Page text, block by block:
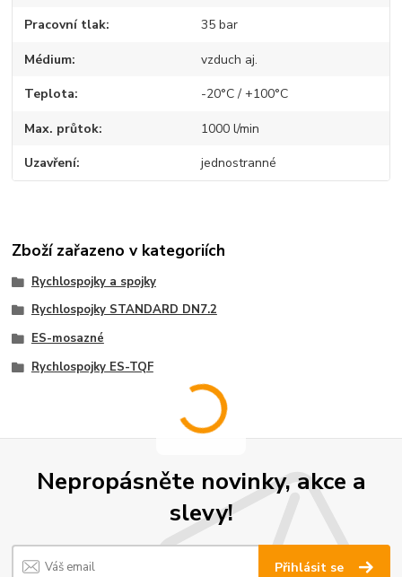
Pracovní tlak 35 bar
Médium vzduch aj.
Teplota -20°C / +100°C
Max. průtok 1000 l/min
Uzavření jednostranné
Zboží zařazeno v kategoriích
Rychlospojky a spojky
Rychlospojky STANDARD DN7.2
ES-mosazné
Rychlospojky ES-TQF
Nepropásněte novinky, akce a
slevy!
Přihlásit se